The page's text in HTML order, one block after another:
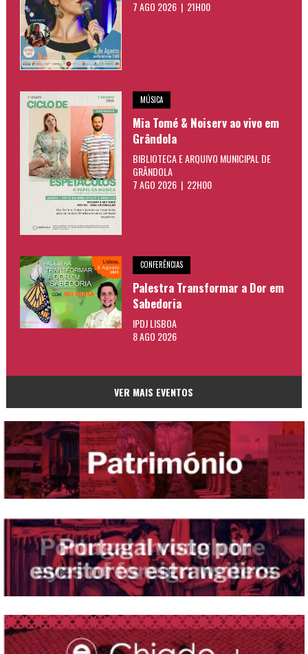
7 AGO 2026 | 21H00
MÚSICA
Mia Tomé & Noiserv ao vivo em
Grândola
BIBLIOTECA E ARQUIVO MUNICIPAL DE
GRÂNDOLA
7 AGO 2026 | 22H00
CONFERÊNCIAS
Palestra Transformar a Dor em
Sabedoria
IPDJ LISBOA
8 AGO 2026
VER MAIS EVENTOS